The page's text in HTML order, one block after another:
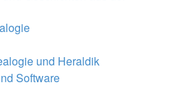
und Heraldik
Software